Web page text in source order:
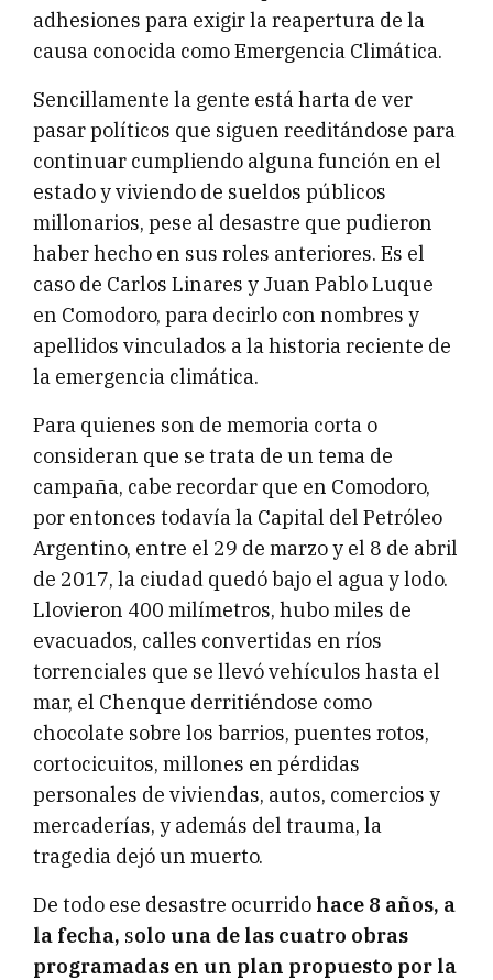
adhesiones para exigir la reapertura de la
causa conocida como Emergencia Climática.
Sencillamente la gente está harta de ver
pasar políticos que siguen reeditándose para
continuar cumpliendo alguna función en el
estado y viviendo de sueldos públicos
millonarios, pese al desastre que pudieron
haber hecho en sus roles anteriores. Es el
caso de Carlos Linares y Juan Pablo Luque
en Comodoro, para decirlo con nombres y
apellidos vinculados a la historia reciente de
la emergencia climática.
Para quienes son de memoria corta o
consideran que se trata de un tema de
campaña, cabe recordar que en Comodoro,
por entonces todavía la Capital del Petróleo
Argentino, entre el 29 de marzo y el 8 de abril
de 2017, la ciudad quedó bajo el agua y lodo.
Llovieron 400 milímetros, hubo miles de
evacuados, calles convertidas en ríos
torrenciales que se llevó vehículos hasta el
mar, el Chenque derritiéndose como
chocolate sobre los barrios, puentes rotos,
cortocicuitos, millones en pérdidas
personales de viviendas, autos, comercios y
mercaderías, y además del trauma, la
tragedia dejó un muerto.
De todo ese desastre ocurrido hace 8 años, a
la fecha, solo una de las cuatro obras
programadas en un plan propuesto por la